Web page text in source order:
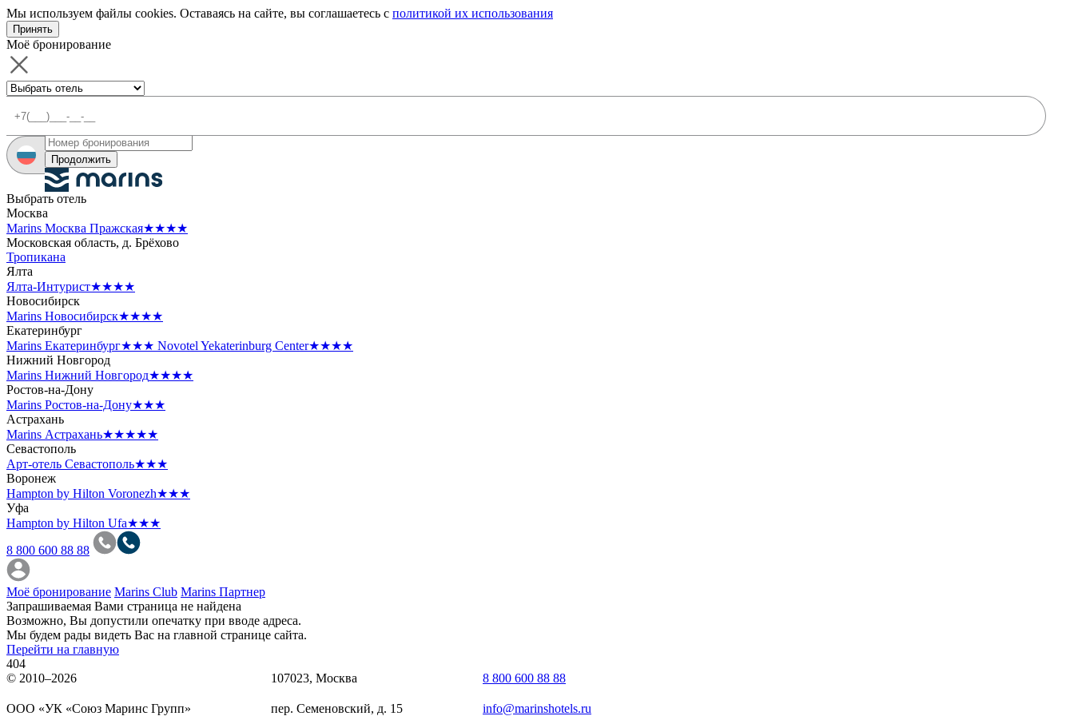
Мы используем файлы cookies. Оставаясь на сайте, вы соглашаетесь с политикой их использования
Принять
Моё бронирование
Продолжить
Выбрать отель
Москва
Marins Москва Пражская★★★★
Московская область, д. Брёхово
Тропикана
Ялта
Ялта-Интурист★★★★
Новосибирск
Marins Новосибирск★★★★
Екатеринбург
Marins Екатеринбург★★★ Novotel Yekaterinburg Center★★★★
Нижний Новгород
Marins Нижний Новгород★★★★
Ростов-на-Дону
Marins Ростов-на-Дону★★★
Астрахань
Marins Астрахань★★★★★
Севастополь
Арт-отель Севастополь★★★
Воронеж
Hampton by Hilton Voronezh★★★
Уфа
Hampton by Hilton Ufa★★★
8 800 600 88 88
Моё бронирование Marins Club Marins Партнер
Запрашиваемая Вами страница не найдена
Возможно, Вы допустили опечатку при вводе адреса.
Мы будем рады видеть Вас на главной странице сайта.
Перейти на главную
404
© 2010–2026
OOO «УК «Союз Маринс Групп»
107023, Москва
пер. Семеновский, д. 15
8 800 600 88 88
info@marinshotels.ru